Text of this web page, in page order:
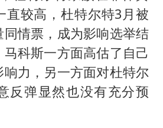
直较高，杜特尔特3月被
情票，成为影响选举结
科斯一方面高估了自己
力，另一方面对杜特尔
反弹显然也没有充分预